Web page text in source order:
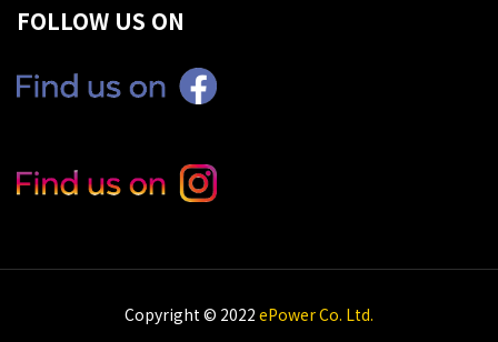
FOLLOW US ON
Copyright © 2022 ePower Co. Ltd.